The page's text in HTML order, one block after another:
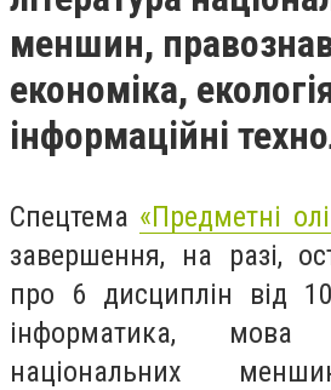
меншин,
економіка,
інформаційні
Спецтема «Предметні
завершення, на разі,
про 6 дисциплін від
інформатика, мова
національних